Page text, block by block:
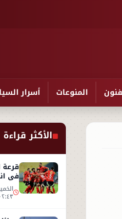
المنوعات أسرار
الأكثر قراءة
قرعة
في
٠٢:٤٣